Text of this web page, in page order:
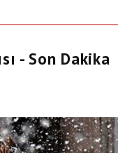
- Son Dakika